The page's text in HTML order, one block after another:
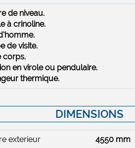
de niveau.
à crinoline.
de visite.
corps.
en virole ou pendulaire.
thermique.
DIMENSIONS
exterieur 4550 mm